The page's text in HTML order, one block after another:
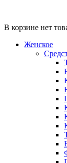
В корзине нет
Женское